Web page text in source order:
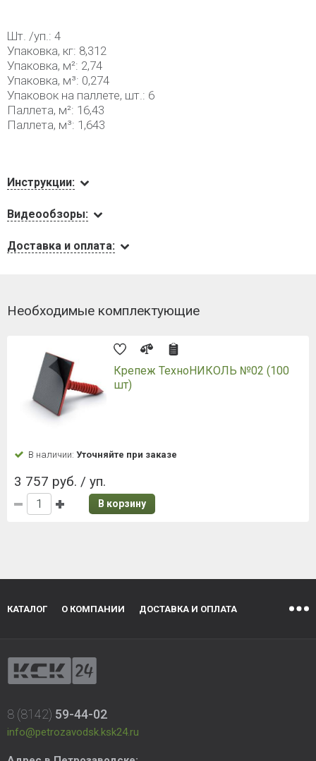
Шт. /уп.: 4
Упаковка, кг: 8,312
Упаковка, м²: 2,74
Упаковка, м³: 0,274
Упаковок на паллете, шт.: 6
Паллета, м²: 16,43
Паллета, м³: 1,643
Инструкции:
Видеообзоры:
Доставка и оплата:
Необходимые комплектующие
Крепеж ТехноНИКОЛЬ №02 (100
шт)
В наличии: Уточняйте при заказе
3 757 руб. / уп.
В корзину
КАТАЛОГ О КОМПАНИИ ДОСТАВКА И ОПЛАТА
8 (8142) 59-44-02
info@petrozavodsk.ksk24.ru